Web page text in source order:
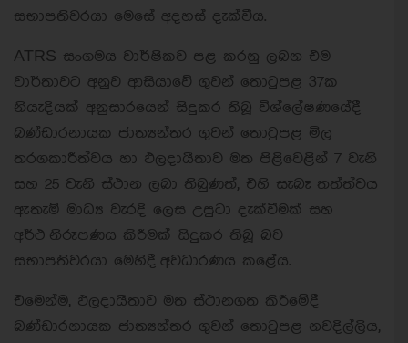
සභාපතිවරයා මෙසේ අදහස් දැක්වීය.
ATRS සංගමය වාර්ෂිකව පළ කරනු ලබන එම
වාර්තාවට අනුව ආසියාවේ ගුවන් තොටුපළ 37ක
නියැදියක් අනුසාරයෙන් සිදුකර තිබූ විශ්ලේෂණයේදී
බණ්ඩාරනායක ජාත්‍යන්තර ගුවන් තොටුපළ මිල
තරගකාරීත්වය හා ඵලදායීතාව මත පිළිවෙළින් 7 වැනි
සහ 25 වැනි ස්ථාන ලබා තිබුණත්, එහි සැබෑ තත්ත්වය
ඇතැම් මාධ්‍ය වැරදි ලෙස උපුටා දැක්වීමක් සහ
අර්ථ නිරූපණය කිරීමක් සිදුකර තිබූ බව
සභාපතිවරයා මෙහිදී අවධාරණය කළේය.
එමෙන්ම, ඵලදායීතාව මත ස්ථානගත කිරීමේදී
බණ්ඩාරනායක ජාත්‍යන්තර ගුවන් තොටුපළ නවදිල්ලිය,